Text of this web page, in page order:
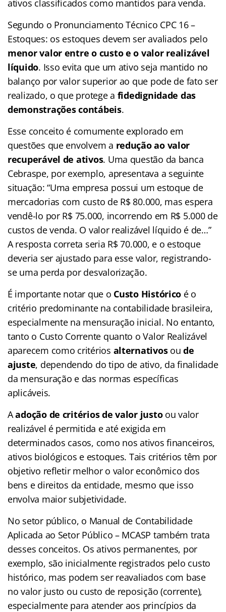
ativos classificados como mantidos para venda.
Segundo o Pronunciamento Técnico CPC 16 –
Estoques: os estoques devem ser avaliados pelo
menor valor entre o custo e o valor realizável
líquido. Isso evita que um ativo seja mantido no
balanço por valor superior ao que pode de fato ser
realizado, o que protege a fidedignidade das
demonstrações contábeis.
Esse conceito é comumente explorado em
questões que envolvem a redução ao valor
recuperável de ativos. Uma questão da banca
Cebraspe, por exemplo, apresentava a seguinte
situação: “Uma empresa possui um estoque de
mercadorias com custo de R$ 80.000, mas espera
vendê-lo por R$ 75.000, incorrendo em R$ 5.000 de
custos de venda. O valor realizável líquido é de…”
A resposta correta seria R$ 70.000, e o estoque
deveria ser ajustado para esse valor, registrando-
se uma perda por desvalorização.
É importante notar que o Custo Histórico é o
critério predominante na contabilidade brasileira,
especialmente na mensuração inicial. No entanto,
tanto o Custo Corrente quanto o Valor Realizável
aparecem como critérios alternativosoude
ajuste, dependendo do tipo de ativo, da finalidade
da mensuração e das normas específicas
aplicáveis.
Aadoção de critérios de valor justoou valor
realizável é permitida e até exigida em
determinados casos, como nos ativos financeiros,
ativos biológicos e estoques. Tais critérios têm por
objetivo refletir melhor o valor econômico dos
bens e direitos da entidade, mesmo que isso
envolva maior subjetividade.
No setor público, o Manual de Contabilidade
Aplicada ao Setor Público – MCASP também trata
desses conceitos. Os ativos permanentes, por
exemplo, são inicialmente registrados pelo custo
histórico, mas podem ser reavaliados com base
no valor justo ou custo de reposição (corrente),
especialmente para atender aos princípios da